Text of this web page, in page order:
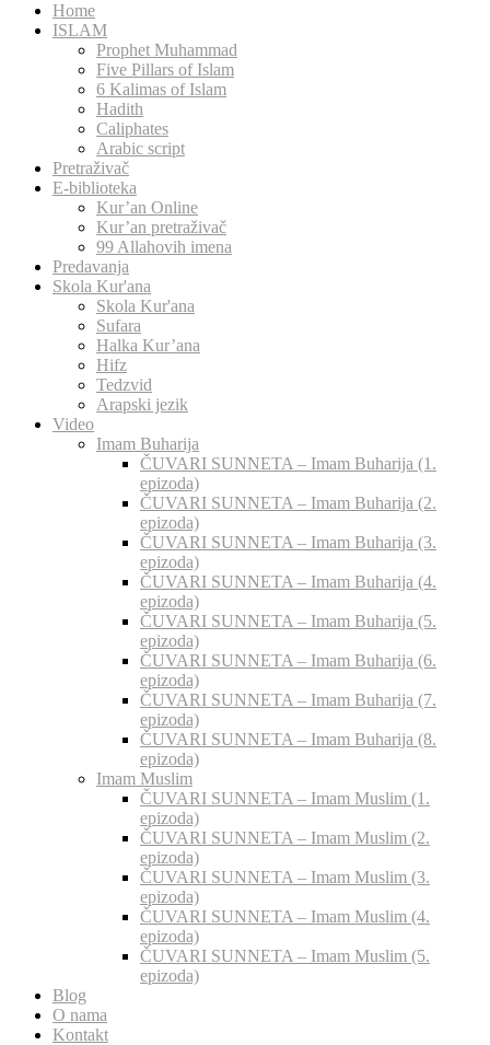
Home
ISLAM
Prophet Muhammad
Five Pillars of Islam
6 Kalimas of Islam
Hadith
Caliphates
Arabic script
Pretraživač
E-biblioteka
Kur’an Online
Kur’an pretraživač
99 Allahovih imena
Predavanja
Skola Kur'ana
Skola Kur'ana
Sufara
Halka Kur’ana
Hifz
Tedzvid
Arapski jezik
Video
Imam Buharija
ČUVARI SUNNETA – Imam Buharija (1.
epizoda)
ČUVARI SUNNETA – Imam Buharija (2.
epizoda)
ČUVARI SUNNETA – Imam Buharija (3.
epizoda)
ČUVARI SUNNETA – Imam Buharija (4.
epizoda)
ČUVARI SUNNETA – Imam Buharija (5.
epizoda)
ČUVARI SUNNETA – Imam Buharija (6.
epizoda)
ČUVARI SUNNETA – Imam Buharija (7.
epizoda)
ČUVARI SUNNETA – Imam Buharija (8.
epizoda)
Imam Muslim
ČUVARI SUNNETA – Imam Muslim (1.
epizoda)
ČUVARI SUNNETA – Imam Muslim (2.
epizoda)
ČUVARI SUNNETA – Imam Muslim (3.
epizoda)
ČUVARI SUNNETA – Imam Muslim (4.
epizoda)
ČUVARI SUNNETA – Imam Muslim (5.
epizoda)
Blog
O nama
Kontakt